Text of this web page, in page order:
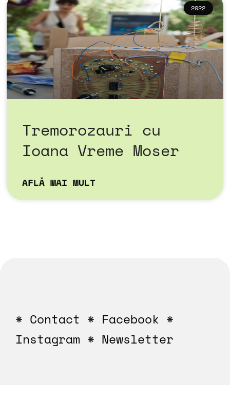
2022
Tremorozauri cu
Ioana Vreme Moser
AFLĂ MAI MULT
* Contact * Facebook *
Instagram * Newsletter